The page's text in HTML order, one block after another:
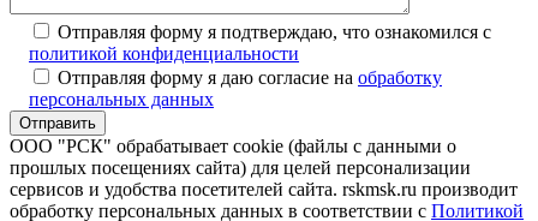
Отправляя форму я подтверждаю, что ознакомился с
политикой конфиденциальности
Отправляя форму я даю согласие на обработку
персональных данных
ООО "РСК" обрабатывает cookie (файлы с данными о
прошлых посещениях сайта) для целей персонализации
сервисов и удобства посетителей сайта. rskmsk.ru производит
обработку персональных данных в соответствии с Политикой